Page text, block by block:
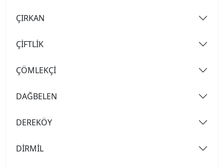
ÇIRKAN
ÇİFTLİK
ÇÖMLEKÇİ
DAĞBELEN
DEREKÖY
DİRMİL